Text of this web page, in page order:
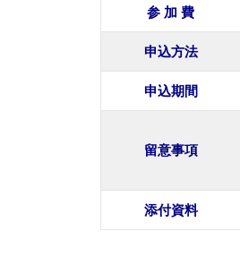
参 加 費
申込方法
申込期間
留意事項
添付資料